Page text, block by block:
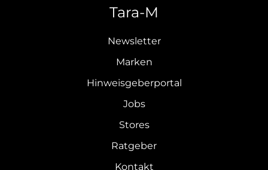
Tara-M
Newsletter
Marken
Hinweisgeberportal
Jobs
Stores
Ratgeber
Kontakt